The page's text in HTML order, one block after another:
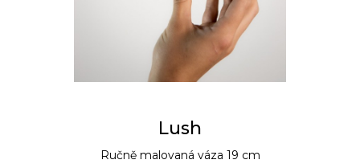
Lush
Ručně malovaná váza 19 cm